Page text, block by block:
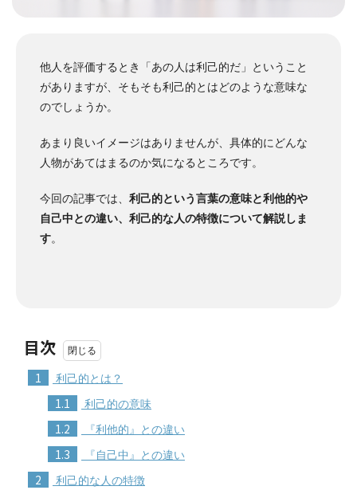
他人を評価するとき「あの人は利己的だ」ということ
がありますが、そもそも利己的とはどのような意味な
のでしょうか。
あまり良いイメージはありませんが、具体的にどんな
人物があてはまるのか気になるところです。
今回の記事では、 利己的という言葉の意味と利他的や
自己中との違い、利己的な人の特徴について解説しま
す。
目次
1 利己的とは？
1.1 利己的の意味
1.2 『利他的』との違い
1.3 『自己中』との違い
2 利己的な人の特徴